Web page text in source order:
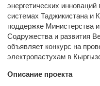
энергетических
системах Таджикистана и
поддержке Министерства
Содружества и развития
объявляет конкурс на
электропастухам в
Описание проекта